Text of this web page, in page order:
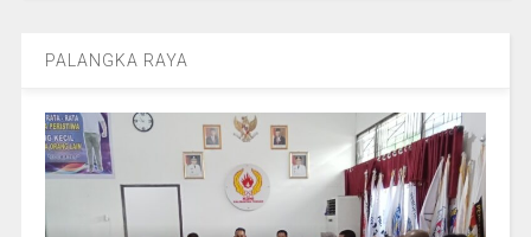
PALANGKA RAYA